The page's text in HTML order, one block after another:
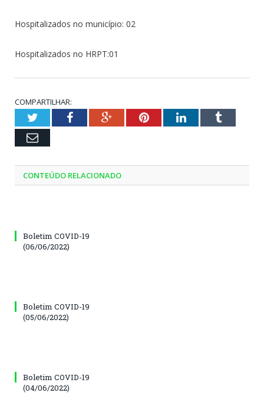
Hospitalizados no município: 02
Hospitalizados no HRPT:01
COMPARTILHAR:
TwitterFacebookGoogle+PinterestLinkedInTumblr
Email
CONTEÚDO RELACIONADO
Boletim COVID-19
(06/06/2022)
Boletim COVID-19
(05/06/2022)
Boletim COVID-19
(04/06/2022)